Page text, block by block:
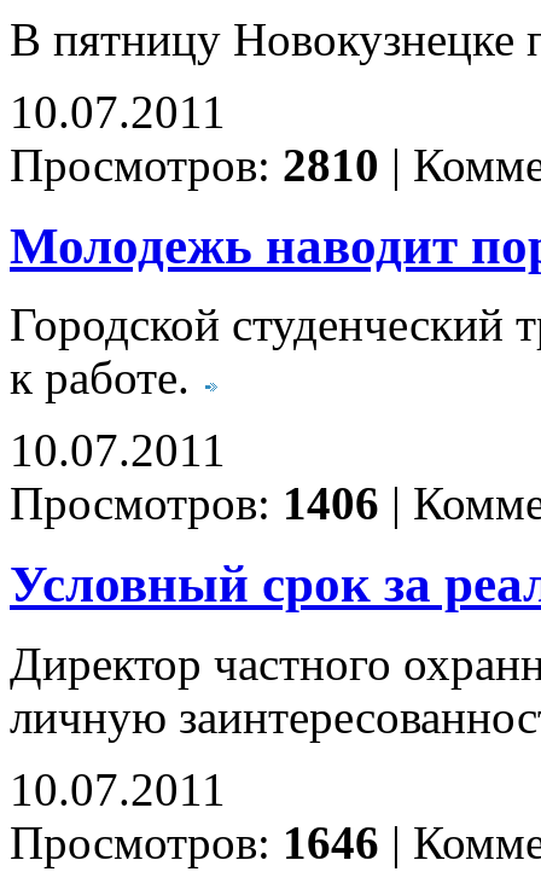
В пятницу Новокузнецке
10.07.2011
Просмотров: 2810 |
Молодежь наводит
Городской студенческий
к работе.
10.07.2011
Просмотров: 1406 |
Условный срок за
Директор частного
личную
10.07.2011
Просмотров: 1646 |